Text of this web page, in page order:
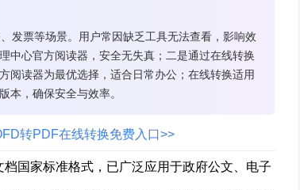
发票等场景。用户常因缺乏工具无法查看，影响效
中心官方阅读器，安全无失真；二是通过在线转换
阅读器为最优选择，适合日常办公；在线转换适用
本，确保安全与效率。
转PDF在线转换免费入口>>
国家标准格式，已广泛应用于政府公文、电子